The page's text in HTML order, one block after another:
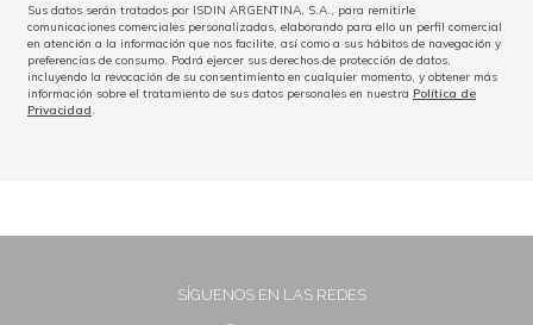
Sus datos serán tratados por ISDIN ARGENTINA, S.A., para remitirle
comunicaciones comerciales personalizadas, elaborando para ello un perfil comercial
en atención a la información que nos facilite, así como a sus hábitos de navegación y
preferencias de consumo. Podrá ejercer sus derechos de protección de datos,
incluyendo la revocación de su consentimiento en cualquier momento, y obtener más
información sobre el tratamiento de sus datos personales en nuestra Política de
Privacidad.
SÍGUENOS EN LAS REDES